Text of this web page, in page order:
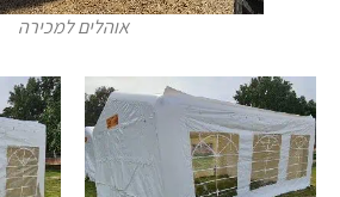
אוהלים למכירה